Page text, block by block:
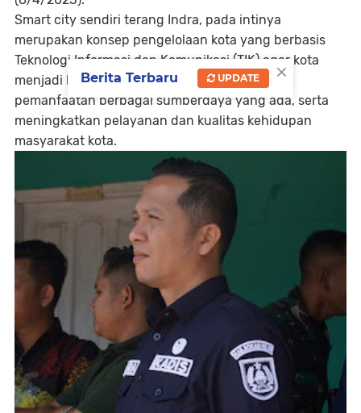
Smart city sendiri terang Indra, pada intinya
merupakan konsep pengelolaan kota yang berbasis
Teknologi Informasi dan Komunikasi (TIK) agar kota
menjadi lebih cerdas dan efisien di dalam
pemanfaatan berbagai sumberdaya yang ada, serta
meningkatkan pelayanan dan kualitas kehidupan
masyarakat kota.
×
Berita Terbaru UPDATE